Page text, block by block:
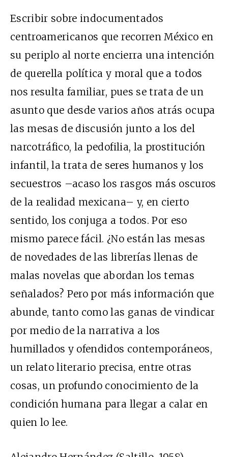
Escribir sobre indocumentados
centroamericanos que recorren México en
su periplo al norte encierra una intención
de querella política y moral que a todos
nos resulta familiar, pues se trata de un
asunto que desde varios años atrás ocupa
las mesas de discusión junto a los del
narcotráfico, la pedofilia, la prostitución
infantil, la trata de seres humanos y los
secuestros –acaso los rasgos más oscuros
de la realidad mexicana– y, en cierto
sentido, los conjuga a todos. Por eso
mismo parece fácil. ¿No están las mesas
de novedades de las librerías llenas de
malas novelas que abordan los temas
señalados? Pero por más información que
abunde, tanto como las ganas de vindicar
por medio de la narrativa a los
humillados y ofendidos contemporáneos,
un relato literario precisa, entre otras
cosas, un profundo conocimiento de la
condición humana para llegar a calar en
quien lo lee.